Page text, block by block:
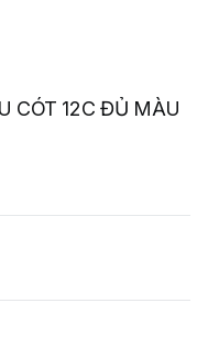
CÓT 12C ĐỦ MÀU